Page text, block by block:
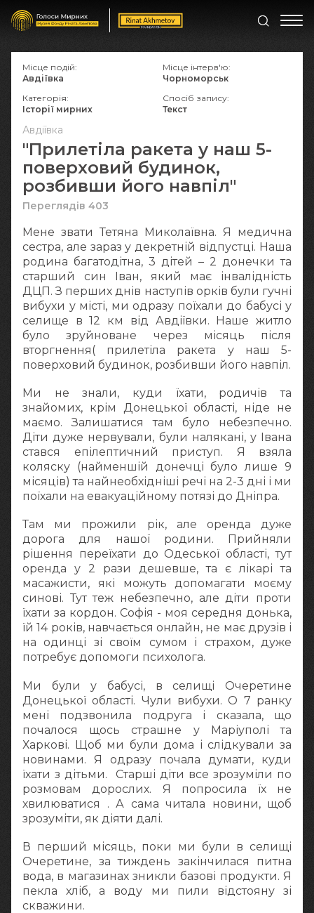
Авдіївка
"Прилетіла ракета у наш 5-
поверховий будинок,
розбивши його навпіл"
Переглядів 403
Мене звати Тетяна Миколаївна. Я медична
сестра, але зараз у декретній відпустці. Наша
родина багатодітна, 3 дітей – 2 донечки та
старший син Іван, який має інвалідність
ДЦП. З перших днів наступів орків були гучні
вибухи у місті, ми одразу поїхали до бабусі у
селище в 12 км від Авдіївки. Наше житло
було зруйноване через місяць після
вторгнення( прилетіла ракета у наш 5-
поверховий будинок, розбивши його навпіл.
Ми не знали, куди їхати, родичів та
знайомих, крім Донецької області, ніде не
маємо. Залишатися там було небезпечно.
Діти дуже нервували, були налякані, у Івана
стався епілептичний приступ. Я взяла
коляску (найменшій донечці було лише 9
місяців) та найнеобхідніші речі на 2-3 дні і ми
поїхали на евакуаційному потязі до Дніпра.
Там ми прожили рік, але оренда дуже
дорога для нашої родини. Прийняли
рішення переїхати до Одеської області, тут
оренда у 2 рази дешевше, та є лікарі та
масажисти, які можуть допомагати моєму
синові. Тут теж небезпечно, але діти проти
їхати за кордон. Софія - моя середня донька,
їй 14 років, навчається онлайн, не має друзів і
на одинці зі своїм сумом і страхом, дуже
потребує допомоги психолога.
Ми були у бабусі, в селищі Очеретине
Донецької області. Чули вибухи. О 7 ранку
мені подзвонила подруга і сказала, що
почалося щось страшне у Маріуполі та
Харкові. Щоб ми були дома і слідкували за
новинами. Я одразу почала думати, куди
їхати з дітьми. Старші діти все зрозуміли по
розмовам дорослих. Я попросила їх не
хвилюватися . А сама читала новини, щоб
зрозуміти, як діяти далі.
В перший місяць, поки ми були в селищі
Очеретине, за тиждень закінчилася питна
вода, в магазинах зникли базові продукти. Я
пекла хліб, а воду ми пили відстояну зі
скважини.
Місце подій:
Авдіївка
Місце інтерв'ю:
Чорноморськ
Категорія:
Історії мирних
Спосіб запису:
Текст